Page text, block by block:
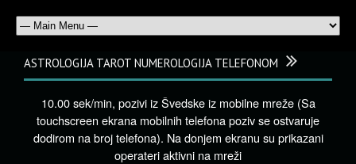
ASTROLOGIJA TAROT NUMEROLOGIJA TELEFONOM
10.00 sek/min, pozivi iz Švedske iz mobilne mreže (Sa
touchscreen ekrana mobilnih telefona poziv se ostvaruje
dodirom na broj telefona). Na donjem ekranu su prikazani
operateri aktivni na mreži